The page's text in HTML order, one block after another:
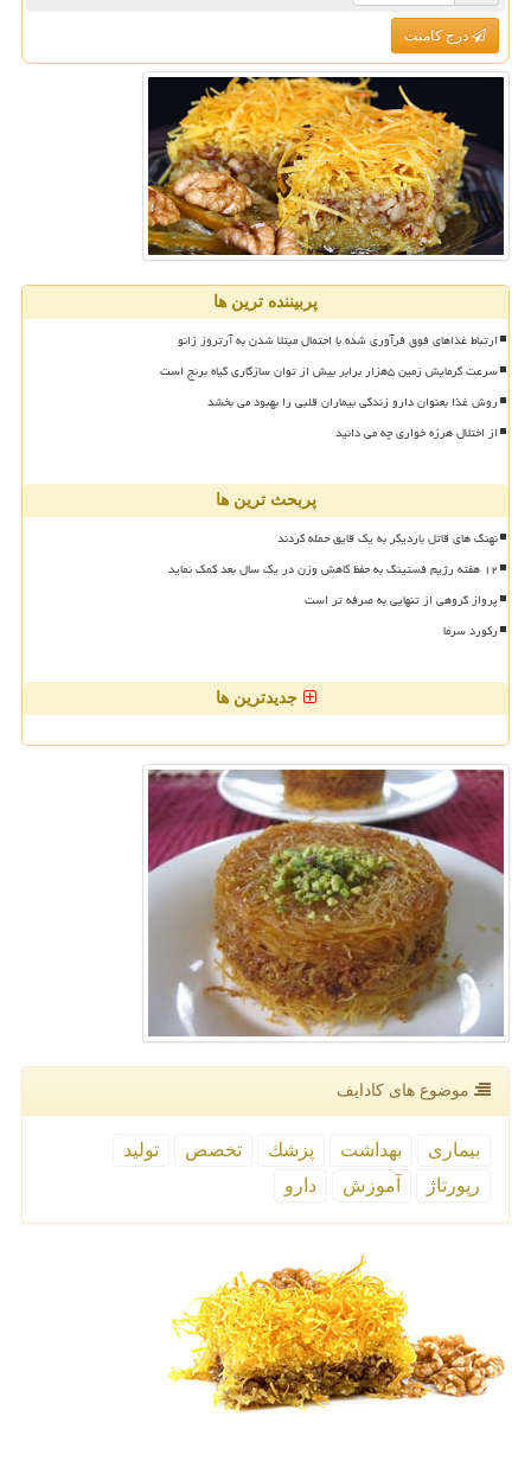
درج کامنت
پربیننده ترین ها
ارتباط غذاهای فوق فرآوری شده با احتمال مبتلا شدن به آرتروز زانو
سرعت گرمایش زمین ۵هزار برابر بیش از توان سازگاری گیاه برنج است
روش غذا بعنوان دارو زندگی بیماران قلبی را بهبود می بخشد
از اختلال هرزه خواری چه می دانید
پربحث ترین ها
نهنگ های قاتل باردیگر به یک قایق حمله کردند
۱۲ هفته رژیم فستینگ به حفظ کاهش وزن در یک سال بعد کمک نماید
پرواز گروهی از تنهایی به صرفه تر است
رکورد سرما
جدیدترین ها
موضوع های كادایف
بیماری بهداشت پزشك تخصص
تولید
رپورتاژ
آموزش دارو